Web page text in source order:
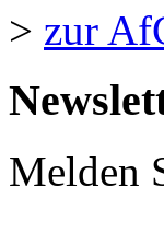
> zur
Melden